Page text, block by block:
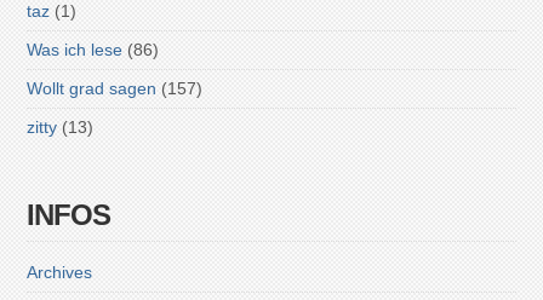
taz (1)
Was ich lese (86)
Wollt grad sagen (157)
zitty (13)
INFOS
Archives